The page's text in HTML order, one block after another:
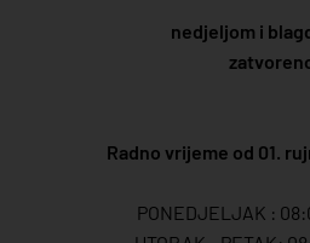
nedjeljom i
Radno vrijeme od 01.
PONEDJELJAK :